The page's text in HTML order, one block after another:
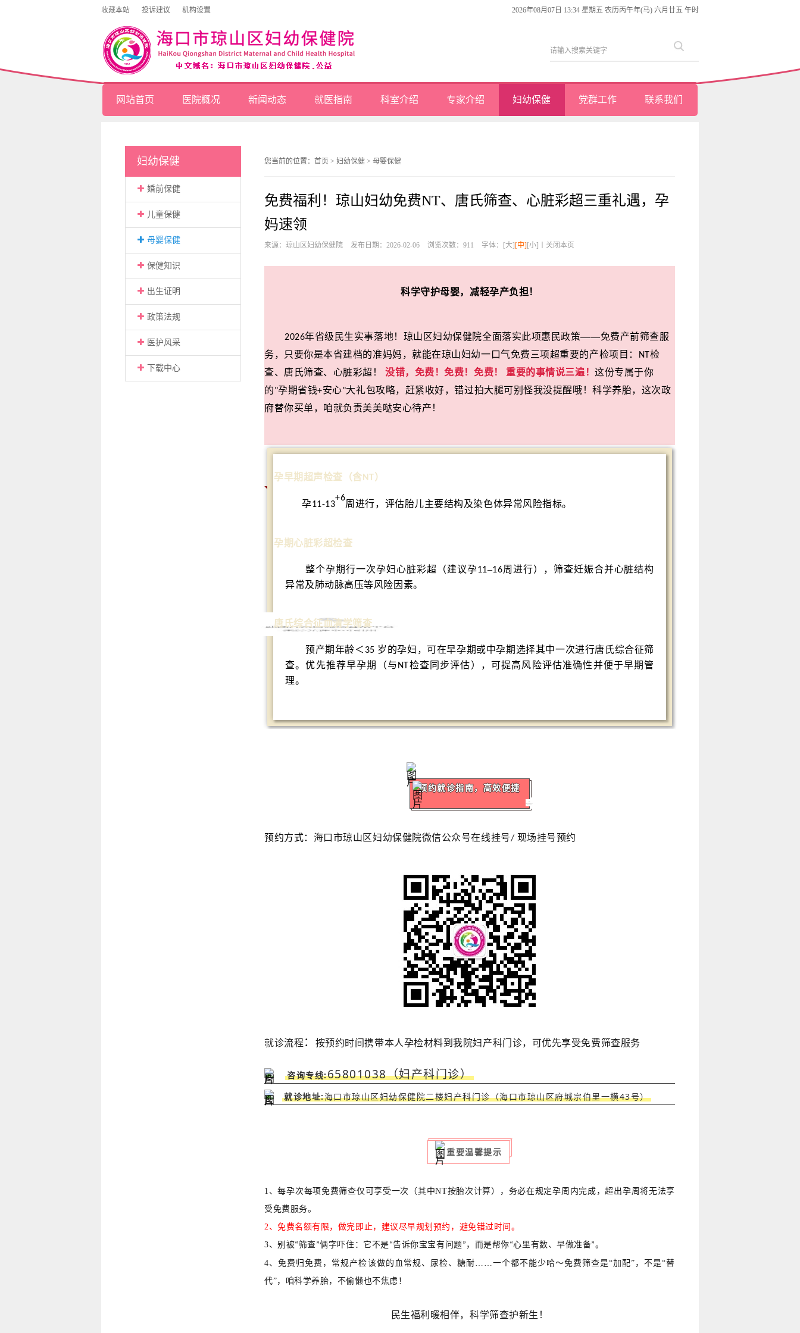
收藏本站 投诉建议 机构设置 2026年08月07日 13:34 星期五 农历丙午年(马) 六月廿五 午时
网站首页 医院概况 新闻动态 就医指南 科室介绍 专家介绍 妇幼保健 党群工作 联系我们
妇幼保健
婚前保健
儿童保健
母婴保健
保健知识
出生证明
政策法规
医护风采
下载中心
您当前的位置： 首页 > 妇幼保健 > 母婴保健
免费福利！琼山妇幼免费NT、唐氏筛查、心脏彩超三重礼遇，孕
妈速领
来源：琼山区妇幼保健院 发布日期：2026-02-06 浏览次数： 911 字体： [大] [中] [小] 关闭本页
科学守护母婴，减轻孕产负担！
2026年省级民生实事落地！ 琼山区妇幼保健院全面落实此项惠民政策——免费产前筛查服
务， 只要你是本省建档的准妈妈，就能在琼山妇幼一口气免费 三项超重要的产检项目： NT检
查、唐氏筛查、心脏彩超！
没错，免费！免费！免费！ 重要的事情说三遍！这份专属于你
的"孕期省钱+安心"大礼包攻略，赶紧收好，错过拍大腿可别怪我没提醒哦！科学养胎，这次政
府替你买单，咱就负责美美哒安心待产！
孕早期超声检查（含 NT ）
孕11-13
+6
周进行，评估胎儿主要结构及染色体异常风险指标。
孕期心脏彩超检查
整个孕期行一次孕妇心脏彩超（建议孕11–16周进行），筛查妊娠合并心脏结构
异常及肺动脉高压等风险因素。
唐氏综合征血清学筛查
预产期年龄＜ 35 岁的孕妇，可在早孕期或中孕期选择其中一次进行唐氏综合征筛
查。优先推荐早孕期（与 NT检查同步评估），可提高风险评估准确性并便于早期管
理。
预约就诊指南，高效便捷
预约方式： 海口市琼山区妇幼保健院微信公众号在线挂号/ 现场挂号预约
就诊流程 ： 按预约时间携带本人孕检材料到我院妇产科门诊，可优先享受免费筛查服务
咨询专线:65801038（妇产科门诊）
就诊地址:海口市琼山区妇幼保健院二楼妇产科门诊（海口市琼山区府城宗伯里一横43号）
重要温馨提示
1、每孕次每项免费筛查仅可享受一次（其中NT按胎次计算），务必在规定孕周内完成，超出孕周将无法享
受免费服务。
2、免费名额有限，做完即止，建议尽早规划预约，避免错过时间。
3、别被“筛查”俩字吓住：它不是“告诉你宝宝有问题” ，而是帮你“心里有数、早做准备”。
4、免费归免费，常规产检该做的血常规、尿检、糖耐……一个都不能少哈～免费筛查是“加配”，不是“替
代”，咱科学养胎，不偷懒也不焦虑！
民生福利暖相伴，科学筛查护新生！